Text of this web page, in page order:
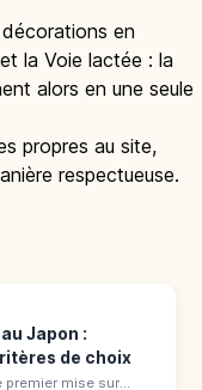
en
la Voie lactée : la
alors en une seule
propres au site,
respectueuse.
Japon :
de choix
premier mise sur